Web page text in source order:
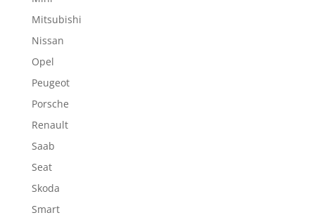
Mitsubishi
Nissan
Opel
Peugeot
Porsche
Renault
Saab
Seat
Skoda
Smart